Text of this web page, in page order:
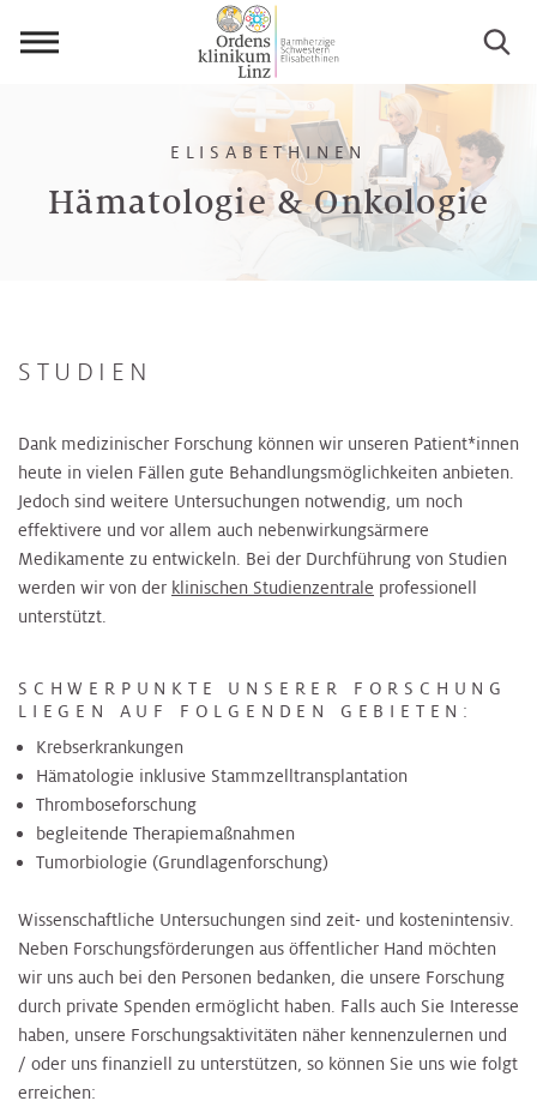
Hämatologie & Onkologie
ELISABETHINEN
STUDIEN
Dank medizinischer Forschung können wir unseren Patient*innen
heute in vielen Fällen gute Behandlungsmöglichkeiten anbieten.
Jedoch sind weitere Untersuchungen notwendig, um noch
effektivere und vor allem auch nebenwirkungsärmere
Medikamente zu entwickeln. Bei der Durchführung von Studien
werden wir von der klinischen Studienzentrale professionell
unterstützt.
SCHWERPUNKTE UNSERER FORSCHUNG
LIEGEN AUF FOLGENDEN GEBIETEN:
Krebserkrankungen
Hämatologie inklusive Stammzelltransplantation
Thromboseforschung
begleitende Therapiemaßnahmen
Tumorbiologie (Grundlagenforschung)
Wissenschaftliche Untersuchungen sind zeit- und kostenintensiv.
Neben Forschungsförderungen aus öffentlicher Hand möchten
wir uns auch bei den Personen bedanken, die unsere Forschung
durch private Spenden ermöglicht haben. Falls auch Sie Interesse
haben, unsere Forschungsaktivitäten näher kennenzulernen und
/ oder uns finanziell zu unterstützen, so können Sie uns wie folgt
erreichen: